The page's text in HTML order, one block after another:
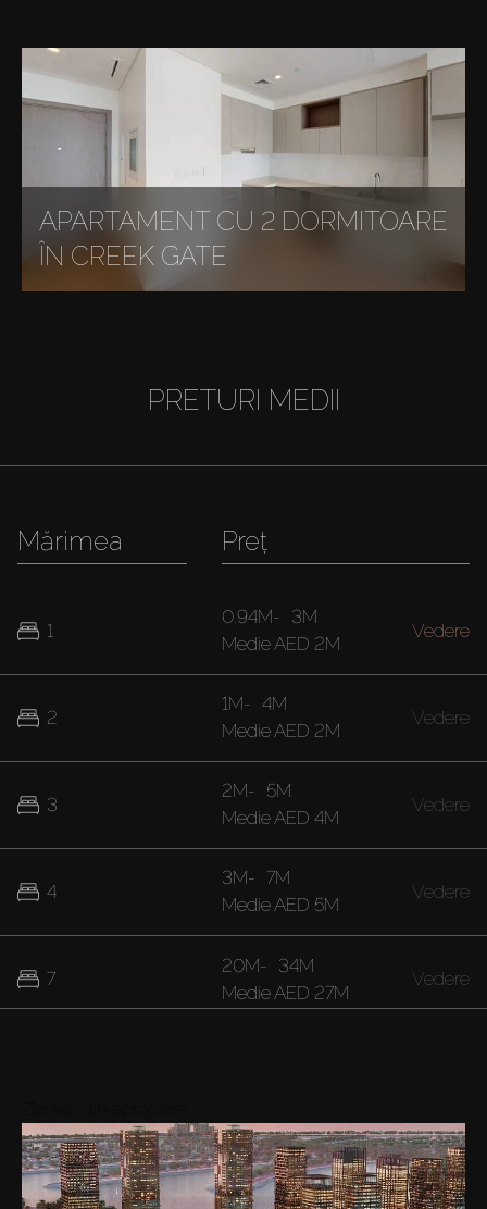
APARTAMENT CU 2 DORMITOARE
ÎN CREEK GATE
PRETURI MEDII
Mărimea
1
2
3
4
7
Preț
0.94M- 3M
MedieAED 2M
Vedere
1M- 4M
MedieAED 2M
Vedere
2M- 5M
MedieAED 4M
Vedere
3M- 7M
MedieAED 5M
Vedere
20M- 34M
MedieAED 27M
Vedere